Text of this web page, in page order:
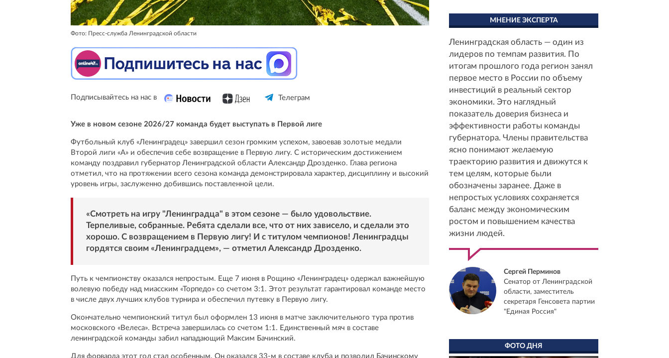
Фото: Пресс-служба Ленинградской области
Подписывайтесь на нас в Телеграм
Уже в новом сезоне 2026/27 команда будет выступать в Первой лиге
Футбольный клуб «Ленинградец» завершил сезон громким успехом, завоевав золотые медали
Второй лиги «А» и обеспечив себе возвращение в Первую лигу. С историческим достижением
команду поздравил губернатор Ленинградской области Александр Дрозденко. Глава региона
отметил, что на протяжении всего сезона команда демонстрировала характер, дисциплину и высокий
уровень игры, заслуженно добившись поставленной цели.
«Смотреть на игру "Ленинградца" в этом сезоне — было удовольствие.
Терпеливые, собранные. Ребята сделали все, что от них зависело, и сделали это
хорошо. С возвращением в Первую лигу! И с титулом чемпионов! Ленинградцы
гордятся своим «Ленинградцем», — отметил Александр Дрозденко.
Путь к чемпионству оказался непростым. Еще 7 июня в Рощино «Ленинградец» одержал важнейшую
волевую победу над миасским «Торпедо» со счетом 3:1. Этот результат гарантировал команде место
в числе двух лучших клубов турнира и обеспечил путевку в Первую лигу.
Окончательно чемпионский титул был оформлен 13 июня в матче заключительного тура против
московского «Велеса». Встреча завершилась со счетом 1:1. Единственный мяч в составе
ленинградской команды забил нападающий Максим Бачинский.
Для форварда этот гол стал особенным. Он оказался 33-м в составе клуба и позволил Бачинскому
МНЕНИЕ ЭКСПЕРТА
Ленинградская область — один из
лидеров по темпам развития. По
итогам прошлого года регион занял
первое место в России по объему
инвестиций в реальный сектор
экономики. Это наглядный
показатель доверия бизнеса и
эффективности работы команды
губернатора. Члены правительства
ясно понимают желаемую
траекторию развития и движутся к
тем целям, которые были
обозначены заранее. Даже в
непростых условиях сохраняется
баланс между экономическим
ростом и повышением качества
жизни людей.
Сергей Перминов
Сенатор от Ленинградской
области, заместитель
секретаря Генсовета партии
"Единая Россия"
ФОТО ДНЯ